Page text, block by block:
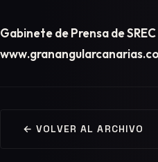
Gabinete de Prensa de SREC
← VOLVER AL ARCHIVO